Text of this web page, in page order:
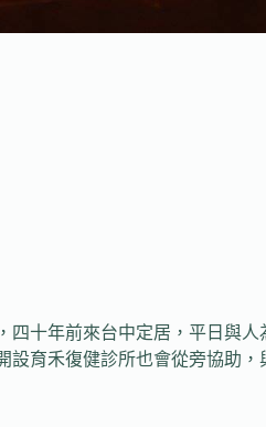
十年前來台中定居，平日與
育禾復健診所也會從旁協助